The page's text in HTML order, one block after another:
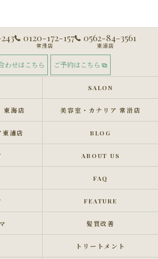
0120-172-157
常滑店
0562-84-3561
東浦店
わせはこちら ご予約はこちら
SALON
東海店 美容室・カナリア 常滑店
東浦店 BLOG
ABOUT US
FAQ
FEATURE
髪質改善
トリートメント